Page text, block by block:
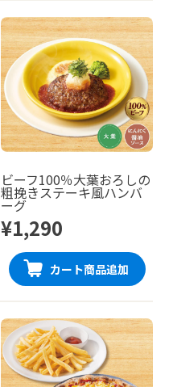
ビーフ100％大葉おろしの
粗挽きステーキ風ハンバ
ーグ
¥1,290
カート商品追加